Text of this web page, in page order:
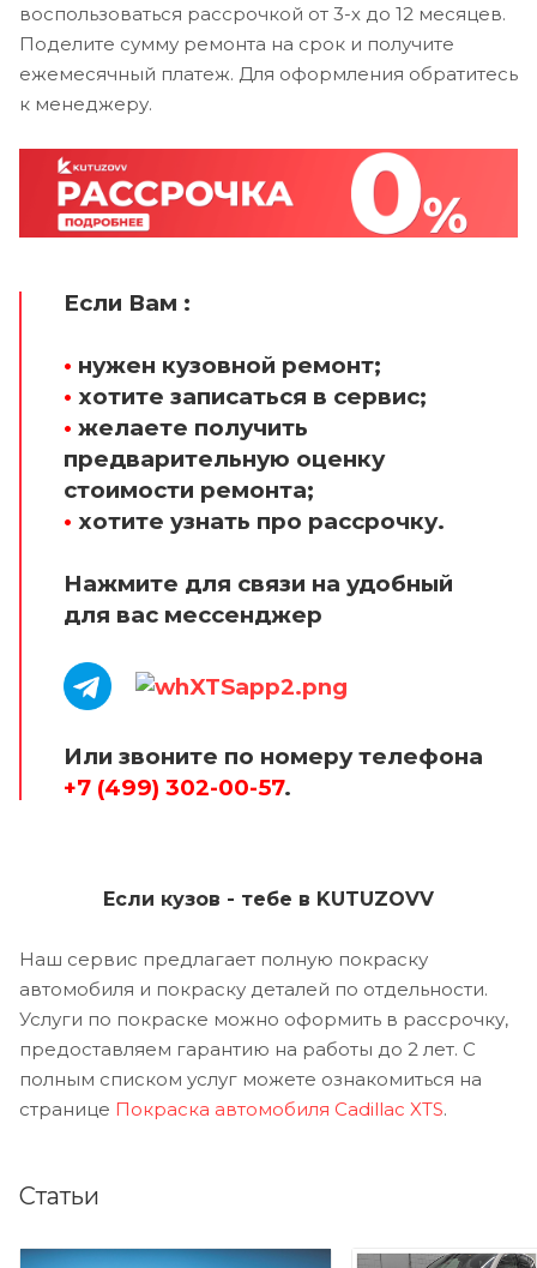
воспользоваться рассрочкой от 3-х до 12 месяцев.
Поделите сумму ремонта на срок и получите
ежемесячный платеж. Для оформления обратитесь
к менеджеру.
Если Вам :
• нужен кузовной ремонт;
• хотите записаться в сервис;
• желаете получить
предварительную оценку
стоимости ремонта;
• хотите узнать про рассрочку.
Нажмите для связи на удобный
для вас мессенджер
Или звоните по номеру телефона
+7 (499) 302-00-57.
Если кузов - тебе в KUTUZOVV
Наш сервис предлагает полную покраску
автомобиля и покраску деталей по отдельности.
Услуги по покраске можно оформить в рассрочку,
предоставляем гарантию на работы до 2 лет. С
полным списком услуг можете ознакомиться на
странице Покраска автомобиля Cadillac XTS.
Статьи